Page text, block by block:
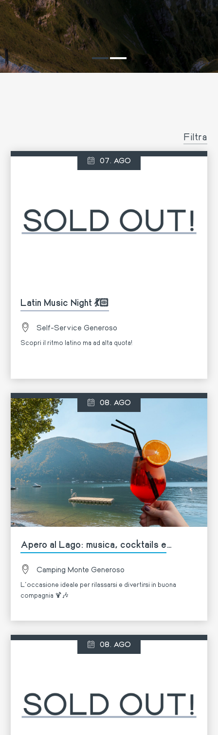
Filtra
07. AGO
Latin Music Night 💃🏻
Self-Service Generoso
Scopri il ritmo latino ma ad alta quota!
08. AGO
Apero al Lago: musica, cocktails e
Camping Monte Generoso
L'occasione ideale per rilassarsi e divertirsi in buona
compagnia 🍹🎶
08. AGO